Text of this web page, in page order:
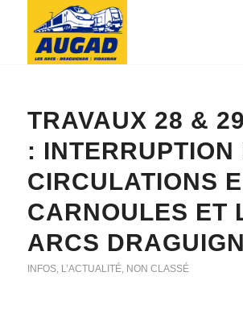
TRAVAUX 28 &
: INTERRUPTION
CIRCULATIONS
CARNOULES ET
ARCS
INFOS, L’ACTUALITÉ, NON CLASSÉ